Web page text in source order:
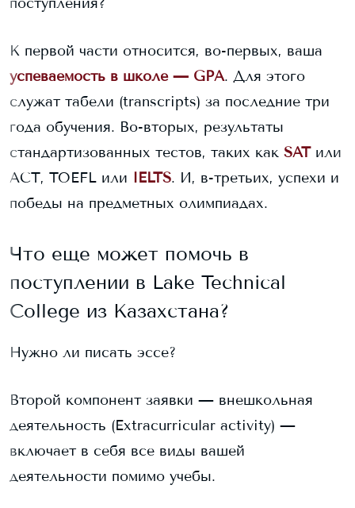
К первой части относится, во-первых, ваша
успеваемость в школе — GPA. Для этого
служат табели (transcripts) за последние три
года обучения. Во-вторых, результаты
стандартизованных тестов, таких как SAT или
ACT, TOEFL или IELTS. И, в-третьих, успехи и
победы на предметных олимпиадах.
Что еще может помочь в
поступлении в Lake Technical
College из Казахстана?
Нужно ли писать эссе?
Второй компонент заявки — внешкольная
деятельность (Extracurricular activity) —
включает в себя все виды вашей
деятельности помимо учебы.